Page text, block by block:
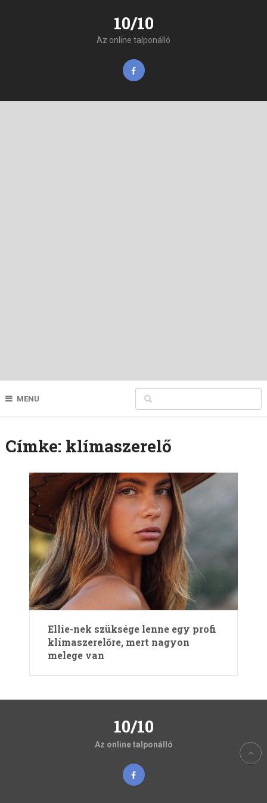
10/10
Az online talponálló
MENU
Címke: klímaszerelő
Ellie-nek szüksége lenne egy profi
klímaszerelőre, mert nagyon
melege van
10/10
Az online talponálló